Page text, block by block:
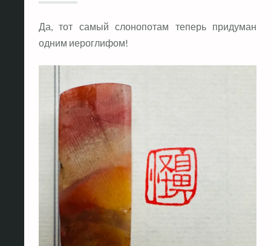
Да, тот самый слонопотам теперь придуман
одним иероглифом!